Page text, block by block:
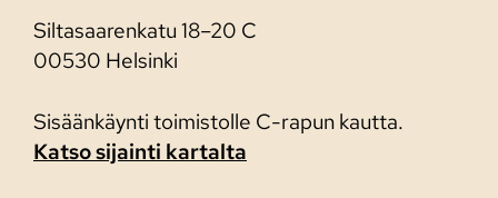
Siltasaarenkatu 18–20 C
00530 Helsinki
Sisäänkäynti toimistolle C-rapun kautta.
Katso sijainti kartalta